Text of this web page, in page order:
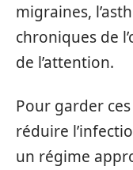
migraines,
chroniques de
de l’attention.
Pour garder
réduire
un régime